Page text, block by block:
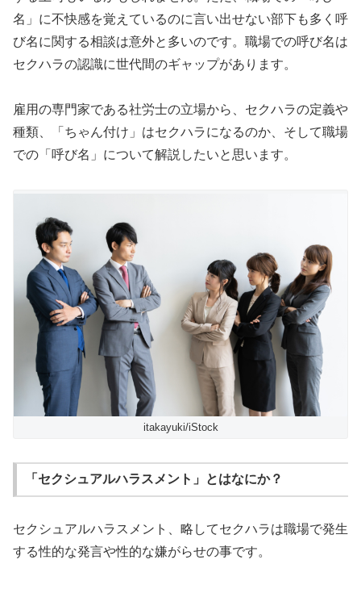
名」に不快感を覚えているのに言い出せない部下も多く呼
び名に関する相談は意外と多いのです。職場での呼び名は
セクハラの認識に世代間のギャップがあります。
雇用の専門家である社労士の立場から、セクハラの定義や
種類、「ちゃん付け」はセクハラになるのか、そして職場
での「呼び名」について解説したいと思います。
itakayuki/iStock
「セクシュアルハラスメント」とはなにか？
セクシュアルハラスメント、略してセクハラは職場で発生
する性的な発言や性的な嫌がらせの事です。